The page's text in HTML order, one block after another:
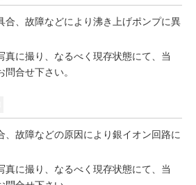
合、故障などにより沸き上げポンプに異
真に撮り、なるべく現存状態にて、当
合せ下さい。
、故障などの原因により銀イオン回路に
真に撮り、なるべく現存状態にて、当